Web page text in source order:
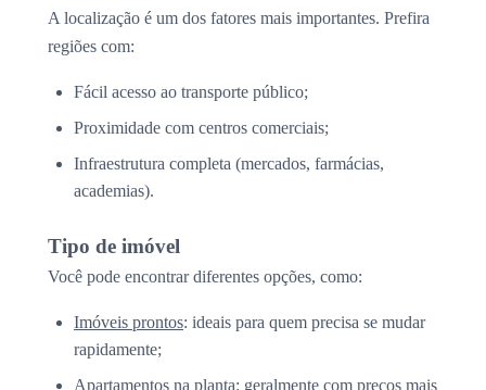
A localização é um dos fatores mais importantes. Prefira
regiões com:
Fácil acesso ao transporte público;
Proximidade com centros comerciais;
Infraestrutura completa (mercados, farmácias,
academias).
Tipo de imóvel
Você pode encontrar diferentes opções, como:
Imóveis prontos: ideais para quem precisa se mudar
rapidamente;
Apartamentos na planta: geralmente com preços mais